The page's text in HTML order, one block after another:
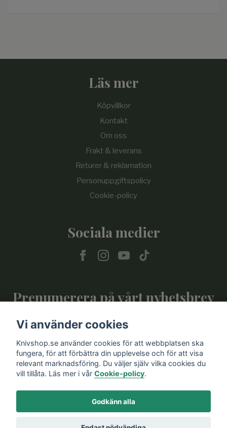
Läs mer
Köpvillkor
Kontakt
Om oss
Frakt & leverans
Returer & reklamation
Personuppgiftspolicy
Cookie-policy
Sociala medier
Prenumerera på vårt nyhetsbrev
Vi använder cookies
Knivshop.se använder cookies för att webbplatsen ska
fungera, för att förbättra din upplevelse och för att visa
relevant marknadsföring. Du väljer själv vilka cookies du
vill tillåta. Läs mer i vår Cookie-policy.
Godkänn alla